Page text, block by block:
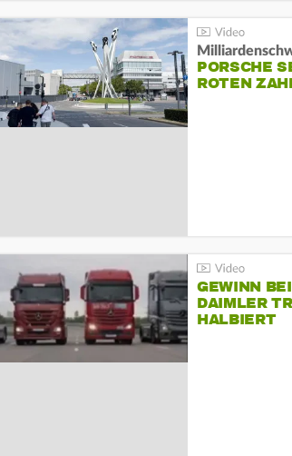
PORSCHE
ROTEN
GEWINN
DAIMLER
HALBIERT